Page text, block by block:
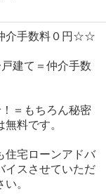
介手数料０円☆☆
建て＝仲介手数
＝もちろん秘密
料です。
住宅ローンアドバ
イスさせていただ
。